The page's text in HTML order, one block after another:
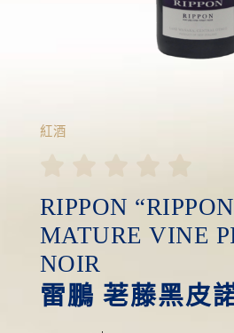
紅酒
    
RIPPON
MATURE VINE
NOIR
雷鵬 荖藤黑皮